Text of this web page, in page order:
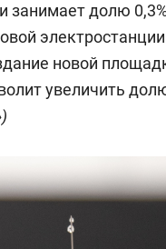
занимает долю
новой
увеличить